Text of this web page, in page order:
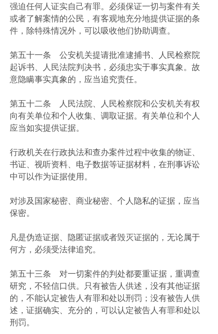
强迫任何人证实自己有罪。必须保证一切与案件有关
或者了解案情的公民，有客观地充分地提供证据的条
件，除特殊情况外，可以吸收他们协助调查。
第五十一条 公安机关提请批准逮捕书、人民检察院
起诉书、人民法院判决书，必须忠实于事实真象。故
意隐瞒事实真象的，应当追究责任。
第五十二条 人民法院、人民检察院和公安机关有权
向有关单位和个人收集、调取证据。有关单位和个人
应当如实提供证据。
行政机关在行政执法和查办案件过程中收集的物证、
书证、视听资料、电子数据等证据材料，在刑事诉讼
中可以作为证据使用。
对涉及国家秘密、商业秘密、个人隐私的证据，应当
保密。
凡是伪造证据、隐匿证据或者毁灭证据的，无论属于
何方，必须受法律追究。
第五十三条 对一切案件的判处都要重证据，重调查
研究，不轻信口供。只有被告人供述，没有其他证据
的，不能认定被告人有罪和处以刑罚；没有被告人供
述，证据确实、充分的，可以认定被告人有罪和处以
刑罚。